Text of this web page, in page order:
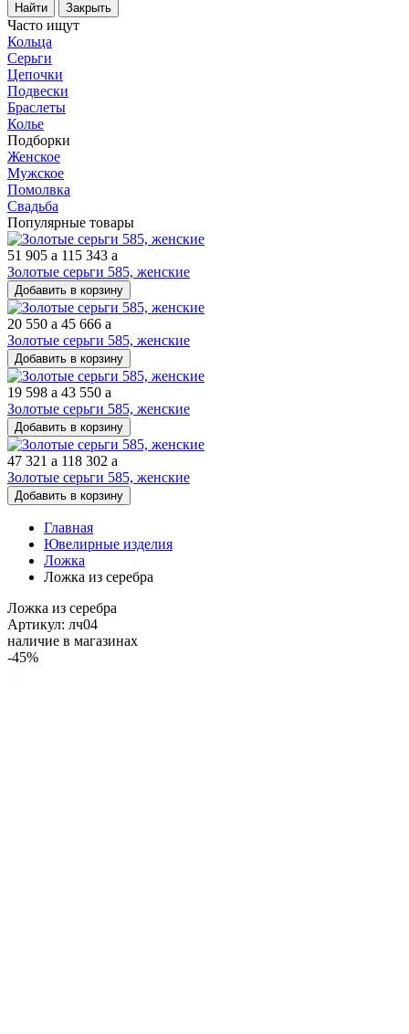
Найти Закрыть
Часто ищут
Кольца
Серьги
Цепочки
Подвески
Браслеты
Колье
Подборки
Женское
Мужское
Помолвка
Свадьба
Популярные товары
51 905 a 115 343 a
Золотые серьги 585, женские
Добавить в корзину
20 550 a 45 666 a
Золотые серьги 585, женские
Добавить в корзину
19 598 a 43 550 a
Золотые серьги 585, женские
Добавить в корзину
47 321 a 118 302 a
Золотые серьги 585, женские
Добавить в корзину
Главная
Ювелирные изделия
Ложка
Ложка из серебра
Ложка из серебра
Артикул: лч04
наличие в магазинах
-45%